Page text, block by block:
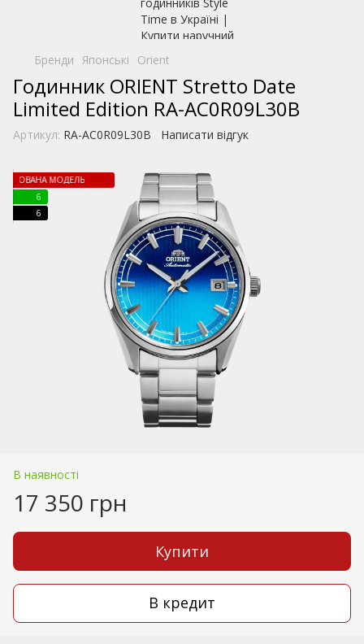
Бренди Японські Orient
Годинник ORIENT Stretto Date
Limited Edition RA-AC0R09L30B
Артикул: RA-AC0R09L30B Написати відгук
МОДЕЛЬ
6
6
В наявності
17 350 грн
Купити
В кредит